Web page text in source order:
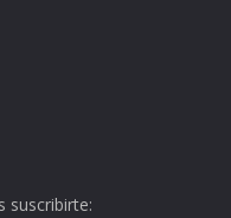
suscribirte: